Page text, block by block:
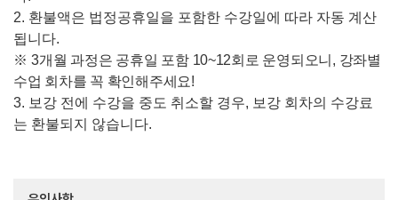
2. 환불액은 법정공휴일을 포함한 수강일에 따라 자동 계산
됩니다.
※ 3개 월 과정은 공휴일 포함 10~12회로 운영되오니 , 강좌별
수업 회차를 꼭 확인해주세요!
3. 보강 전에 수강을 중도 취소할 경우, 보강 회차의 수강료
는 환불되지 않습니다.